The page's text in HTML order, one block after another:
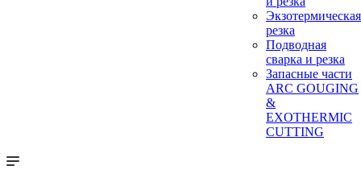
Экзотермическая
резка
Подводная
сварка и резка
Запасные части
ARC GOUGING
&
EXOTHERMIC
CUTTING